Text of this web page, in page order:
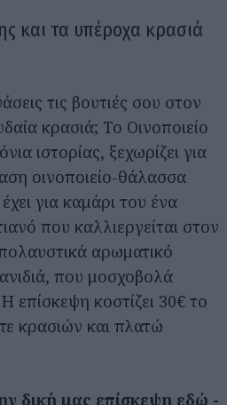
και τα υπέροχα κρασιά
τις βουτιές σου στον
κρασιά; Το Οινοποιείο
ιστορίας, ξεχωρίζει για
οινοποιείο-θάλασσα
για καμάρι του ένα
που καλλιεργείται στον
αρωματικό
που μοσχοβολά
επίσκεψη κοστίζει 30€ το
κρασιών και πλατώ
δική μας επίσκεψη εδώ -